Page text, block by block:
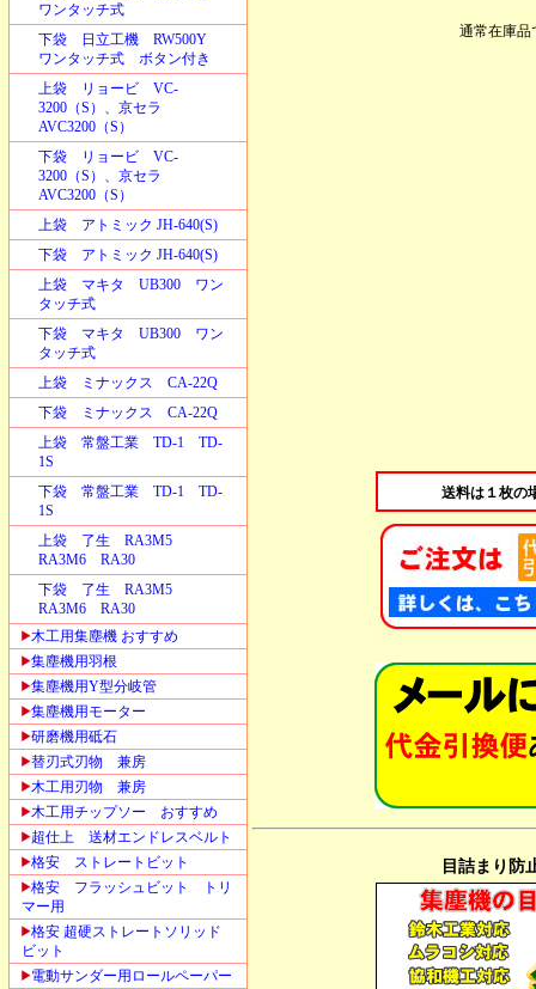
ワンタッチ式
下袋 日立工機 RW500Y
ワンタッチ式 ボタン付き
上袋 リョービ VC-
3200（S）、京セラ
AVC3200（S）
下袋 リョービ VC-
3200（S）、京セラ
AVC3200（S）
上袋 アトミック JH-640(S)
下袋 アトミック JH-640(S)
上袋 マキタ UB300 ワン
タッチ式
下袋 マキタ UB300 ワン
タッチ式
上袋 ミナックス CA-22Q
下袋 ミナックス CA-22Q
上袋 常盤工業 TD-1 TD-
1S
下袋 常盤工業 TD-1 TD-
1S
上袋 了生 RA3M5
RA3M6 RA30
下袋 了生 RA3M5
RA3M6 RA30
木工用集塵機 おすすめ
集塵機用羽根
集塵機用Y型分岐管
集塵機用モーター
研磨機用砥石
替刃式刃物 兼房
木工用刃物 兼房
木工用チップソー おすすめ
超仕上 送材エンドレスベルト
格安 ストレートビット
格安 フラッシュビット トリ
マー用
格安 超硬ストレートソリッド
ビット
電動サンダー用ロールペーパー
通常在庫品
送料は１枚の
目詰まり防